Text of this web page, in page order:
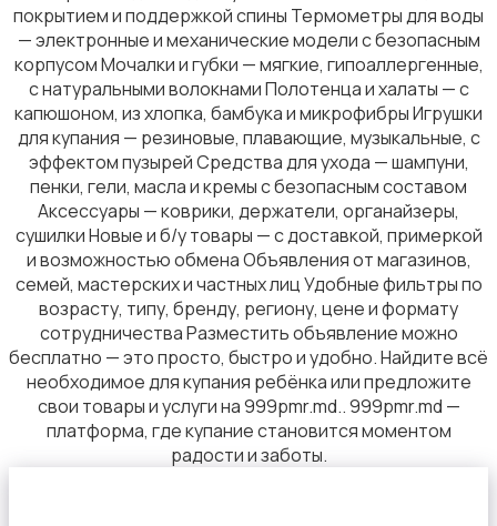
Другое
Детская одежда и обувь
покрытием и поддержкой спины Термометры для воды
— электронные и механические модели с безопасным
корпусом Мочалки и губки — мягкие, гипоаллергенные,
с натуральными волокнами Полотенца и халаты — с
капюшоном, из хлопка, бамбука и микрофибры Игрушки
для купания — резиновые, плавающие, музыкальные, с
эффектом пузырей Средства для ухода — шампуни,
пенки, гели, масла и кремы с безопасным составом
Аксессуары — коврики, держатели, органайзеры,
сушилки Новые и б/у товары — с доставкой, примеркой
и возможностью обмена Объявления от магазинов,
семей, мастерских и частных лиц Удобные фильтры по
возрасту, типу, бренду, региону, цене и формату
сотрудничества Разместить объявление можно
бесплатно — это просто, быстро и удобно. Найдите всё
необходимое для купания ребёнка или предложите
свои товары и услуги на 999pmr.md.. 999pmr.md —
платформа, где купание становится моментом
радости и заботы.